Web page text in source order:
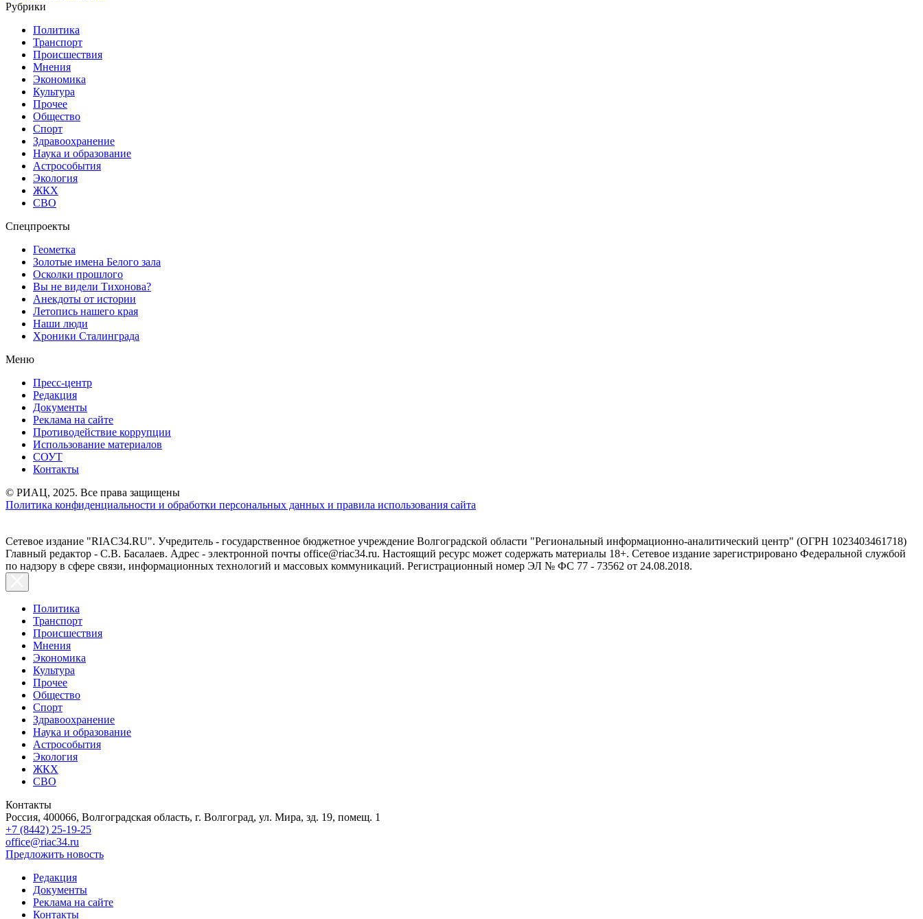
Рубрики
Политика
Транспорт
Происшествия
Мнения
Экономика
Культура
Прочее
Общество
Спорт
Здравоохранение
Наука и образование
Астрособытия
Экология
ЖКХ
СВО
Спецпроекты
Геометка
Золотые имена Белого зала
Осколки прошлого
Вы не видели Тихонова?
Анекдоты от истории
Летопись нашего края
Наши люди
Хроники Сталинграда
Меню
Пресс-центр
Редакция
Документы
Реклама на сайте
Противодействие коррупции
Использование материалов
СОУТ
Контакты
© РИАЦ, 2025. Все права защищены
Политика конфиденциальности и обработки персональных данных и правила использования сайта
Сетевое издание "RIAC34.RU". Учредитель - государственное бюджетное учреждение Волгоградской области "Региональный информационно-аналитический центр" (ОГРН 1023403461718)
Главный редактор - С.В. Басалаев. Адрес - электронной почты office@riac34.ru. Настоящий ресурс может содержать материалы 18+. Сетевое издание зарегистрировано Федеральной службой
по надзору в сфере связи, информационных технологий и массовых коммуникаций. Регистрационный номер ЭЛ № ФС 77 - 73562 от 24.08.2018.
Политика
Транспорт
Происшествия
Мнения
Экономика
Культура
Прочее
Общество
Спорт
Здравоохранение
Наука и образование
Астрособытия
Экология
ЖКХ
СВО
Контакты
Россия, 400066, Волгоградская область, г. Волгоград, ул. Мира, зд. 19, помещ. 1
+7 (8442) 25-19-25
office@riac34.ru
Предложить новость
Редакция
Документы
Реклама на сайте
Контакты